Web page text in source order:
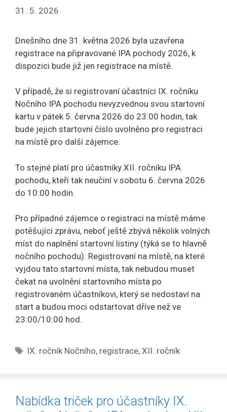
31. 5. 2026
Dnešního dne 31. května 2026 byla uzavřena
registrace na připravované IPA pochody 2026, k
dispozici bude již jen registrace na místě.
V případě, že si registrovaní účastníci IX. ročníku
Nočního IPA pochodu nevyzvednou svou startovní
kartu v pátek 5. června 2026 do 23:00 hodin, tak
bude jejich startovní číslo uvolněno pro registraci
na místě pro další zájemce.
To stejné platí pro účastníky XII. ročníku IPA
pochodu, kteří tak neučiní v sobotu 6. června 2026
do 10:00 hodin.
Pro případné zájemce o registraci na místě máme
potěšující zprávu, neboť ještě zbývá několik volných
míst do naplnění startovní listiny (týká se to hlavně
nočního pochodu). Registrovaní na místě, na které
vyjdou tato startovní místa, tak nebudou muset
čekat na uvolnění startovního místa po
registrovaném účastníkovi, který se nedostaví na
start a budou moci odstartovat dříve než ve
23:00/10:00 hod.
Štítky
IX. ročník Nočního, registrace,XII. ročník
Nabídka triček pro účastníky IX.